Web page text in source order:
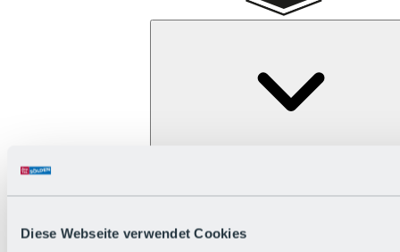
Diese Webseite verwendet Cookies
Facts
FAQs